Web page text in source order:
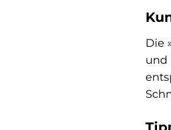
Die
und